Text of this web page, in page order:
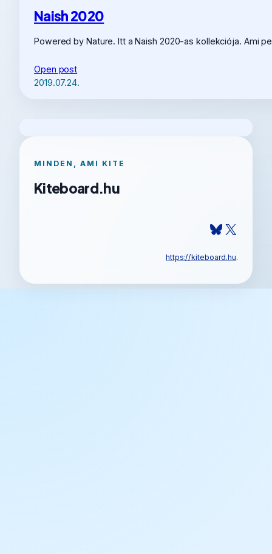
Naish 2020
Powered by Nature. Itt a Naish 2020-as kollekciója. Ami
Open post
2019.07.24.
MINDEN, AMI KITE
Kiteboard.hu
Bluesky X
https://kiteboard.hu.